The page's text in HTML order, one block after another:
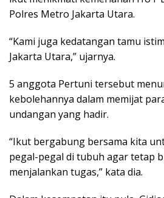
Polres Metro Jakarta Utara.
“Kami juga kedatangan tamu
Jakarta Utara,” ujarnya.
5 anggota Pertuni tersebut
kebolehannya dalam memijat
undangan yang hadir.
“Ikut bergabung bersama kita
pegal-pegal di tubuh agar tetap
menjalankan tugas,” kata dia.